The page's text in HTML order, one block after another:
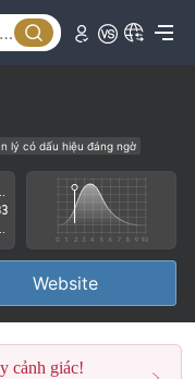
lý có dấu hiệu đáng ngờ
ngờ
Nguy cơ rủi ro cao
Website
cảnh giác!